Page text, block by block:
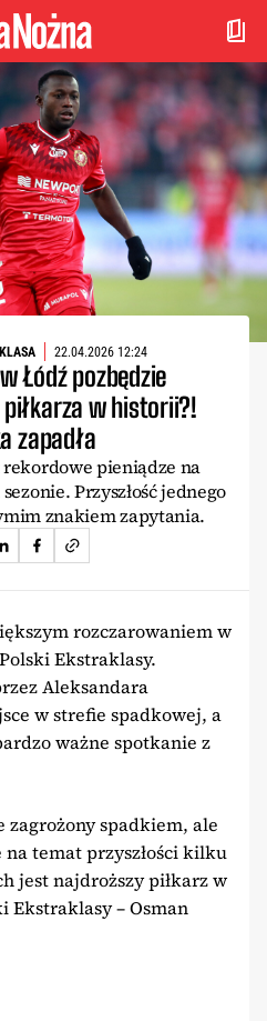
22.04.2026 12:24
Łódź pozbędzie
w historii?!
zapadła
pieniądze na
Przyszłość jednego
znakiem zapytania.
rozczarowaniem w
Ekstraklasy.
Aleksandara
w strefie spadkowej, a
ważne spotkanie z
spadkiem, ale
temat przyszłości kilku
jest najdroższy piłkarz w
Ekstraklasy – Osman